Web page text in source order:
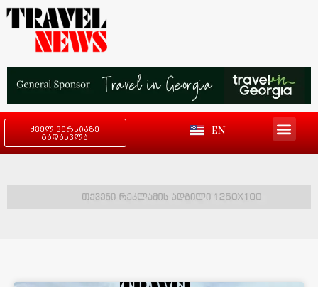
ძველ ვერსიაზე
გადასვლა
EN